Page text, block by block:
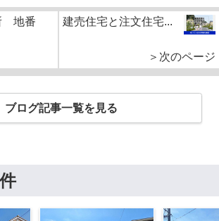
地番
建売住宅と注文住宅...
＞次のページ
ブログ記事一覧を見る